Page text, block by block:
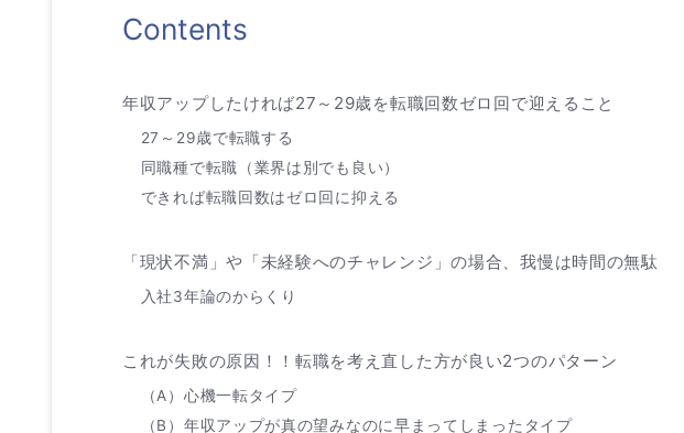
Contents
年収アップしたければ27～29歳を転職回数ゼロ回で迎えること
27～29歳で転職する
同職種で転職（業界は別でも良い）
できれば転職回数はゼロ回に抑える
「現状不満」や「未経験へのチャレンジ」の場合、我慢は時間の無駄
入社3年論のからくり
これが失敗の原因！！転職を考え直した方が良い2つのパターン
（A）心機一転タイプ
（B）年収アップが真の望みなのに早まってしまったタイプ